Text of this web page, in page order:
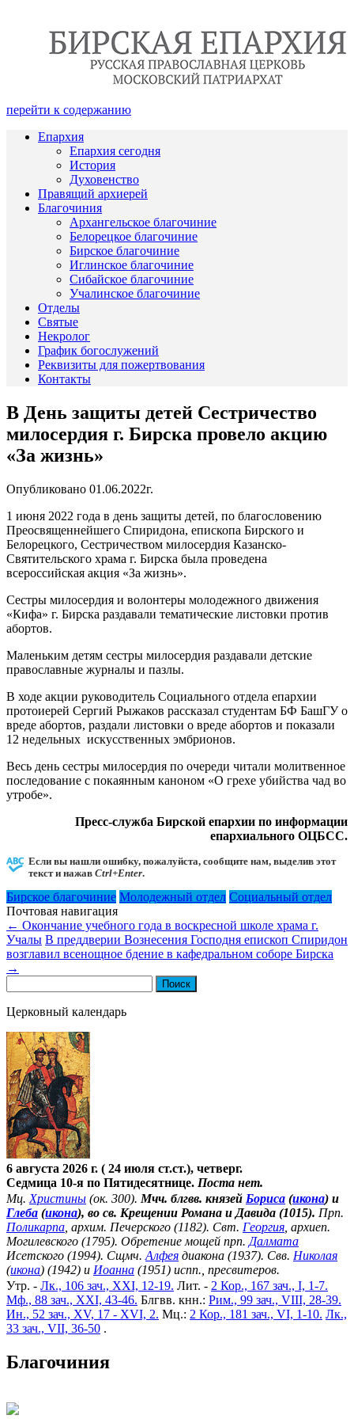
перейти к содержанию
Епархия
Епархия сегодня
История
Духовенство
Правящий архиерей
Благочиния
Архангельское благочиние
Белорецкое благочиние
Бирское благочиние
Иглинское благочиние
Сибайское благочиние
Учалинское благочиние
Отделы
Святые
Некролог
График богослужений
Реквизиты для пожертвования
Контакты
В День защиты детей Сестричество
милосердия г. Бирска провело акцию
«За жизнь»
Опубликовано 01.06.2022г.
1 июня 2022 года в день защиты детей, по благословению
Преосвященнейшего Спиридона, епископа Бирского и
Белорецкого, Сестричеством милосердия Казанско-
Святительского храма г. Бирска была проведена
всероссийская акция «За жизнь».
Сестры милосердия и волонтеры молодежного движения
«Кифа» г. Бирска раздавали тематические листовки против
абортов.
Маленьким детям сестры милосердия раздавали детские
православные журналы и пазлы.
В ходе акции руководитель Социального отдела епархии
протоиерей Сергий Рыжаков рассказал студентам БФ БашГУ о
вреде абортов, раздали листовки о вреде абортов и показали
12 недельных искусственных эмбрионов.
Весь день сестры милосердия по очереди читали молитвенное
последование с покаянным каноном «О грехе убийства чад во
утробе».
Пресс-служба Бирской епархии по информации
епархиального ОЦБСС.
Если вы нашли ошибку, пожалуйста, сообщите нам, выделив этот
текст и нажав Ctrl+Enter.
Бирское благочиние Молодежный отдел Социальный отдел
Почтовая навигация
← Окончание учебного года в воскресной школе храма г.
Учалы В преддверии Вознесения Господня епископ Спиридон
возглавил всенощное бдение в кафедральном соборе Бирска
→
Церковный календарь
6 августа 2026 г. ( 24 июля ст.ст.), четверг.
Седмица 10-я по Пятидесятнице. Поста нет.
Мц. Христины (ок. 300). Мчч. блгвв. князей Бориса (икона) и
Глеба (икона), во св. Крещении Романа и Давида (1015). Прп.
Поликарпа , архим. Печерского (1182). Свт. Георгия , архиеп.
Могилевского (1795). Обретение мощей прп. Далмата
Исетского (1994). Сщмч. Алфея диакона (1937). Свв. Николая
(икона) (1942) и Иоанна (1951) испп., пресвитеров.
Утр. - Лк., 106 зач., XXI, 12-19. Лит. - 2 Кор., 167 зач., I, 1-7.
Мф., 88 зач., XXI, 43-46. Блгвв. кнн.: Рим., 99 зач., VIII, 28-39.
Ин., 52 зач., XV, 17 - XVI, 2. Мц.: 2 Кор., 181 зач., VI, 1-10. Лк.,
33 зач., VII, 36-50 .
Благочиния